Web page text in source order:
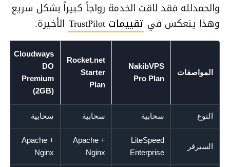
والحمدلله فقد لاقت الخدمة رواجاً كبيراً بشكل سريع
وهذا ينعكس في تقييمات TrustPilot الأخيرة.
المواصفات
NakibVPS
Pro Plan
Rocket.net
Starter
Plan
Cloudways
DO
Premium
(2GB)
النوع سحابية سحابية سحابية
السيرفر
LiteSpeed
Enterprise
Apache +
Nginx
Apache +
Nginx